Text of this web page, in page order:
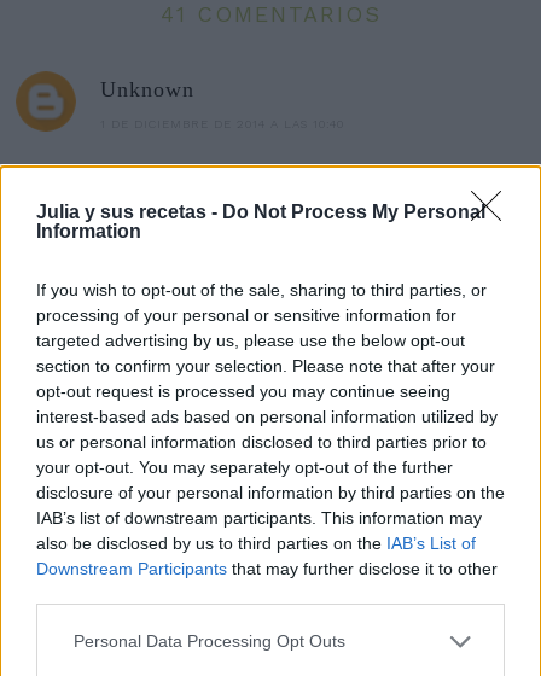
Julia y sus recetas - Do Not Process My Personal
Information
If you wish to opt-out of the sale, sharing to third parties, or
processing of your personal or sensitive information for
targeted advertising by us, please use the below opt-out
section to confirm your selection. Please note that after your
opt-out request is processed you may continue seeing
interest-based ads based on personal information utilized by
us or personal information disclosed to third parties prior to
your opt-out. You may separately opt-out of the further
disclosure of your personal information by third parties on the
IAB’s list of downstream participants. This information may
also be disclosed by us to third parties on the IAB’s List of
Downstream Participants that may further disclose it to other
Personal Data Processing Opt Outs
41 COMENTARIOS
Unknown
Un plato sanísimo y delicioso para comenzar la
semana y qué colorido!! me encanta!! besotes
Responder
M. Esther mg
Justo tengo en casa granada!! ya puedo hacer esta
ensalada tan rica. Es una delicia para la vista con
esos colores de Navidad!!
Un beso y feliz semana.